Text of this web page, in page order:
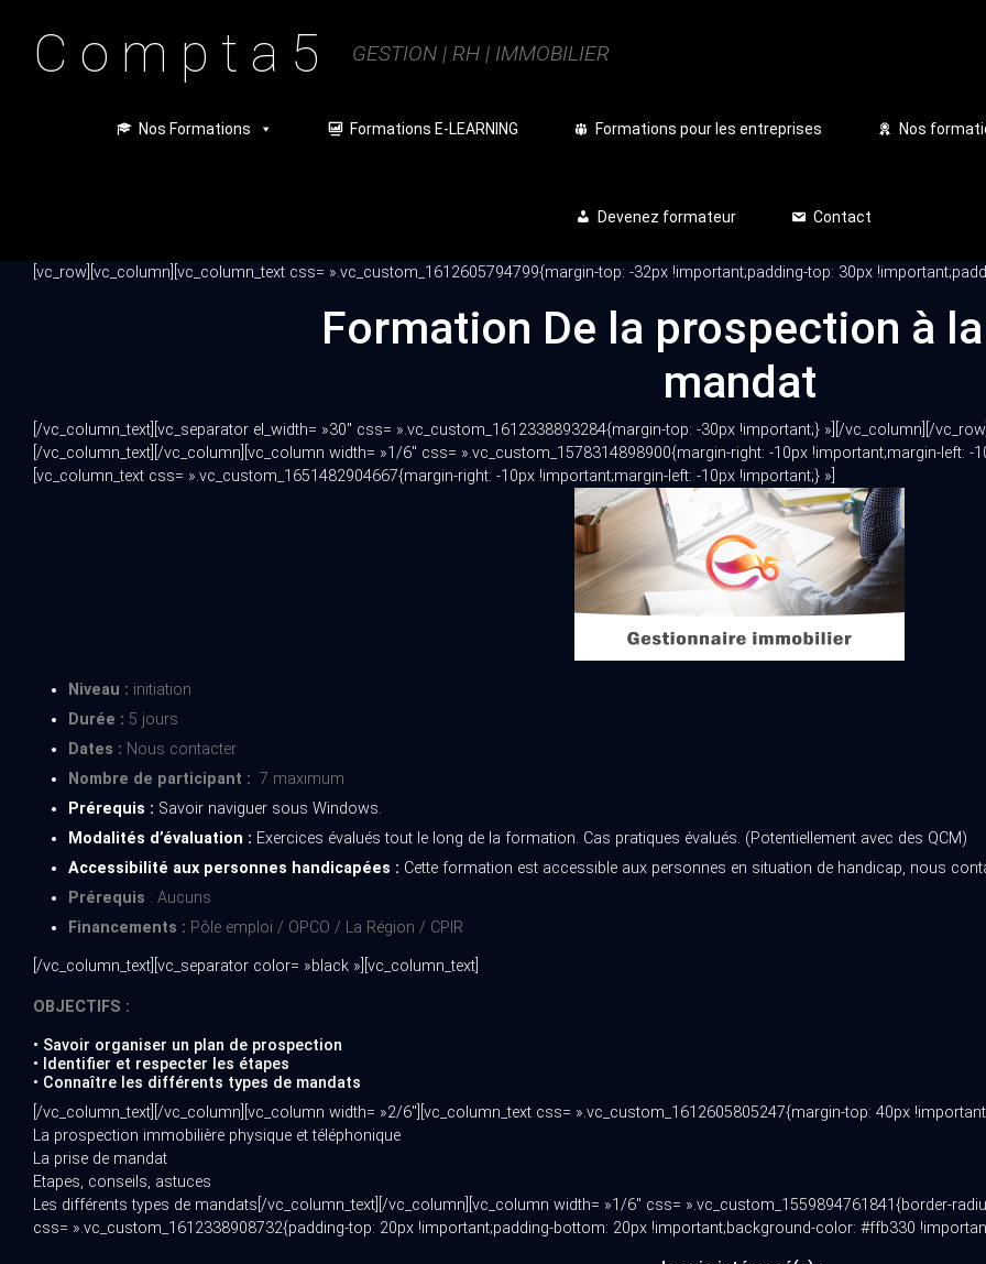
C o m p t a 5 GESTION | RH | IMMOBILIER
Nos Formations Formations E-LEARNING Formations pour les entreprises Nos
Devenez formateur Contact
[vc_row][vc_column][vc_column_text css= ».vc_custom_1612605794799{margin-top: -32px !important;padding-top: 30px
Formation De la prospection à
mandat
[/vc_column_text][vc_separator el_width= »30″ css= ».vc_custom_1612338893284{margin-top: -30px !important;} »][/vc_column][/
[/vc_column_text][/vc_column][vc_column width= »1/6″ css= ».vc_custom_1578314898900{margin-right: -10px !important;margin-left:
[vc_column_text css= ».vc_custom_1651482904667{margin-right: -10px !important;margin-left: -10px !important;} »]
Niveau : initiation
Durée : 5 jours
Dates : Nous contacter
Nombre de participant : 7 maximum
Prérequis : Savoir naviguer sous Windows.
Modalités d’évaluation : Exercices évalués tout le long de la formation. Cas pratiques évalués. (Potentiellement avec des QCM)
Accessibilité aux personnes handicapées : Cette formation est accessible aux personnes en situation de handicap, nous
Prérequis : Aucuns
Financements : Pôle emploi / OPCO / La Région / CPIR
[/vc_column_text][vc_separator color= »black »][vc_column_text]
OBJECTIFS :
• Savoir organiser un plan de prospection
• Identifier et respecter les étapes
• Connaître les différents types de mandats
[/vc_column_text][/vc_column][vc_column width= »2/6″][vc_column_text css= ».vc_custom_1612605805247{margin-top: 40px
La prospection immobilière physique et téléphonique
La prise de mandat
Etapes, conseils, astuces
Les différents types de mandats[/vc_column_text][/vc_column][vc_column width= »1/6″ css= ».vc_custom_1559894761841{border-
css= ».vc_custom_1612338908732{padding-top: 20px !important;padding-bottom: 20px !important;background-color: #ffb330